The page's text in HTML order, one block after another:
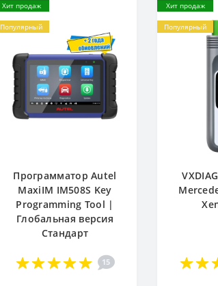
Хит продаж
Популярный
Программатор Autel
MaxiIM IM508S Key
Programming Tool |
Глобальная версия
Стандарт
15
Хит продаж
Популярный